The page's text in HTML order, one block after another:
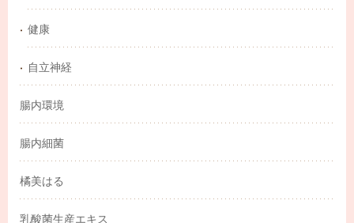
健康
自立神経
腸内環境
腸内細菌
橘美はる
乳酸菌生産エキス